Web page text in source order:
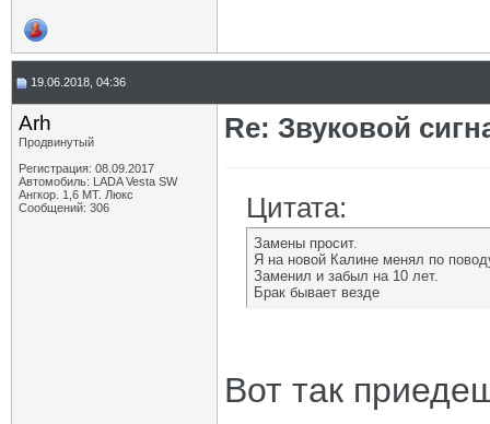
19.06.2018, 04:36
Arh
Продвинутый
Регистрация: 08.09.2017
Автомобиль: LADA Vesta SW
Ангкор. 1,6 MT. Люкс
Сообщений: 306
Re: Звуковой
Цитата:
Замены просит.
Я на новой Калине менял по
Заменил и забыл на 10 лет.
Брак бывает везде
Вот так